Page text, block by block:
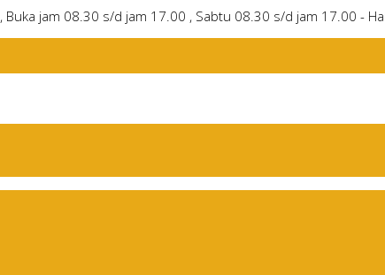
, Buka jam 08.30 s/d jam 17.00 , Sabtu 08.30 s/d jam 17.00 -